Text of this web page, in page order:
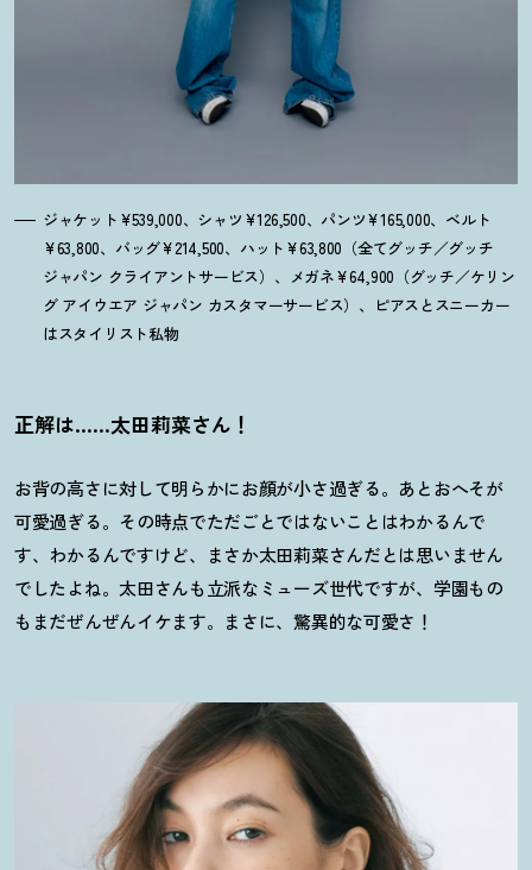
ジャケット¥539,000、シャツ¥126,500、パンツ¥165,000、ベルト
¥63,800、バッグ¥214,500、ハット¥63,800（全てグッチ／グッチ
ジャパン クライアントサービス）、メガネ¥64,900（グッチ／ケリン
グ アイウエア ジャパン カスタマーサービス）、ピアスとスニーカー
はスタイリスト私物
正解は……太田莉菜さん ！
お背の高さに対して明らかにお顔が小さ過ぎる。あとおへそが
可愛過ぎる。その時点でただごとではないことはわかるんで
す、わかるんですけど、まさか太田莉菜さんだとは思いません
でしたよね。太田さんも立派なミューズ世代ですが、学園もの
もまだぜんぜんイケます。まさに、驚異的な可愛さ ！